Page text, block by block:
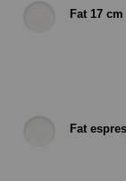
Fat 17
Fat